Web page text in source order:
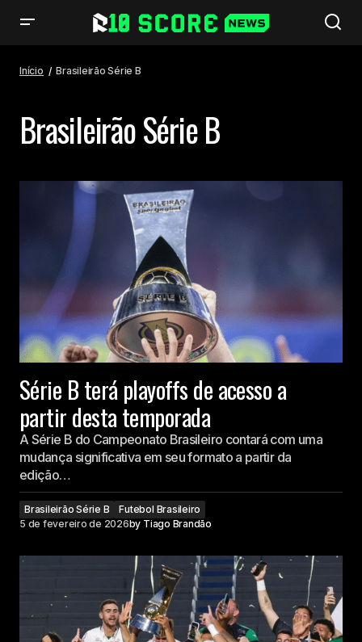
Início Brasileirão Série B
Brasileirão Série B
Série B terá playoffs de acesso a
partir desta temporada
A Série B do Campeonato Brasileiro contará com uma
mudança significativa em seu formato a partir da
edição…
Brasileirão Série B
Futebol Brasileiro
5 de fevereiro de 2026by Tiago Brandão